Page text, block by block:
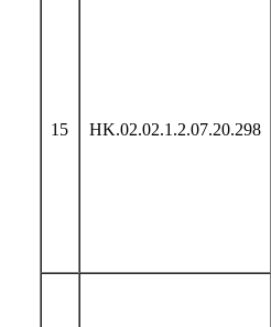
15 HK.02.02.1.2.07.20.298